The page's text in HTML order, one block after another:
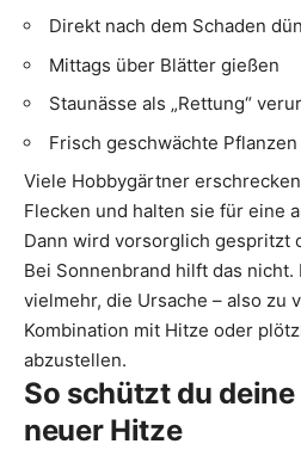
Direkt nach dem Schaden
Mittags über Blätter gießen
Staunässe als „Rettung“
Frisch geschwächte
Viele Hobbygärtner
Flecken und halten sie für eine
Dann wird vorsorglich gespritzt
Bei Sonnenbrand hilft das
vielmehr, die Ursache – also zu
Kombination mit Hitze oder
abzustellen.
So schützt du
neuer Hitze